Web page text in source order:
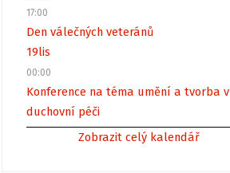
17:00
Den válečných veteránů
19lis
00:00
Konference na téma umění a tvorba v
duchovní péči
Zobrazit celý kalendář